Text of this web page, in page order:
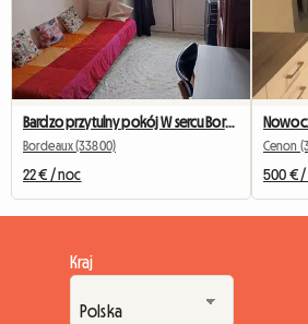
Bardzo przytulny pokój W sercu Bordeaux i prywatny
Bordeaux (33800)
22 € / noc
Cenon
500 € /
Kraj